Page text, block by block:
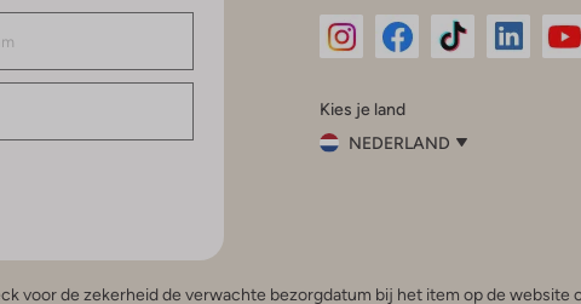
InstagramFacebook
Kies je land
NEDERLAND
België (Nederlands)
voor de zekerheid de verwachte bezorgdatum bij het item op de website